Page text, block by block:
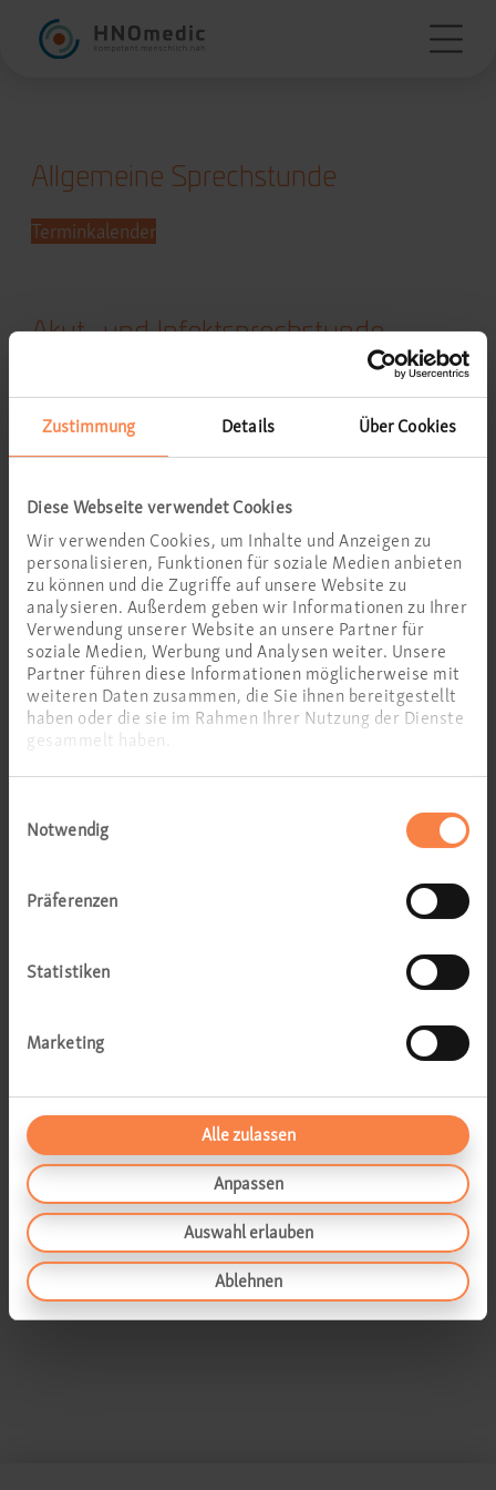
Zustimmung Details Über Cookies
Diese Webseite verwendet Cookies
Wir verwenden Cookies, um Inhalte und Anzeigen zu
personalisieren, Funktionen für soziale Medien anbieten
zu können und die Zugriffe auf unsere Website zu
analysieren. Außerdem geben wir Informationen zu Ihrer
Verwendung unserer Website an unsere Partner für
soziale Medien, Werbung und Analysen weiter. Unsere
Partner führen diese Informationen möglicherweise mit
weiteren Daten zusammen, die Sie ihnen bereitgestellt
haben oder die sie im Rahmen Ihrer Nutzung der Dienste
gesammelt haben.
Notwendig
Präferenzen
Statistiken
Marketing
Alle zulassen
Anpassen
Auswahl erlauben
Ablehnen
Allgemeine Sprechstunde
Terminkalender
Akut- und Infektsprechstunde
Bei akuten Beschwerden melden Sie sich bitte
telefonisch.
So bekommen Sie von
089 / 88 62 33
Spezialsprechstunde
Für Beschwerden, die seit längerem bestehen,
empfehlen wir Ihnen eine Sprechstunde bei einem
Abklärung Schnarchen (per Video)
Abklärung Schnarchen (in der Praxis)
Abklärung Schwindel
Beauty-Sprechstunde
OP-Beratungsgespräch